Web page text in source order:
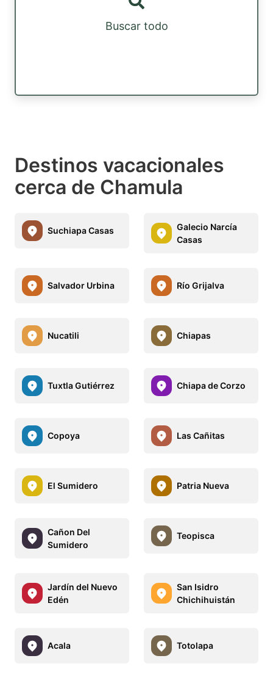
Buscar todo
Destinos vacacionales
cerca de Chamula
Suchiapa Casas
Galecio Narcía
Casas
Salvador Urbina Río Grijalva
Nucatili Chiapas
Tuxtla Gutiérrez Chiapa de Corzo
Copoya Las Cañitas
El Sumidero Patria Nueva
Cañon Del
Sumidero
Teopisca
Jardín del Nuevo
Edén
San Isidro
Chichihuistán
Acala Totolapa